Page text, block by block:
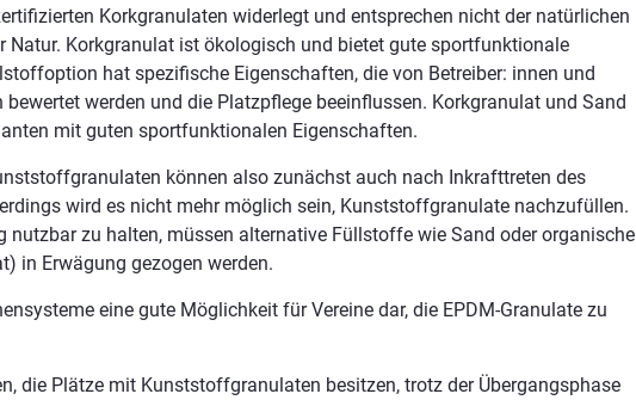
Korkgranulaten widerlegt und entsprechen nicht der natürlichen
Natur. Korkgranulat ist ökologisch und bietet gute sportfunktionale
hat spezifische Eigenschaften, die von Betreiber: innen und
werden und die Platzpflege beeinflussen. Korkgranulat und Sand
mit guten sportfunktionalen Eigenschaften.
können also zunächst auch nach Inkrafttreten des
wird es nicht mehr möglich sein, Kunststoffgranulate nachzufüllen.
nutzbar zu halten, müssen alternative Füllstoffe wie Sand oder organische
in Erwägung gezogen werden.
eine gute Möglichkeit für Vereine dar, die EPDM-Granulate zu
die Plätze mit Kunststoffgranulaten besitzen, trotz der Übergangsphase